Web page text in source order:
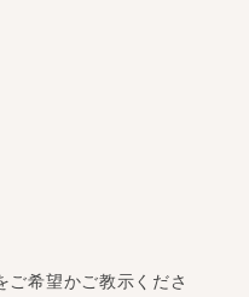
希望かご教示くださ